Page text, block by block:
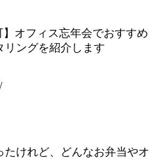
】オフィス忘年会でおすすめ
リングを紹介します
たけれど、どんなお弁当やオ